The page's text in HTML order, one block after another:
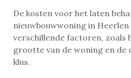
De kosten voor het laten
nieuwbouwwoning in
verschillende factoren, zoals
grootte van de woning en de
klus.